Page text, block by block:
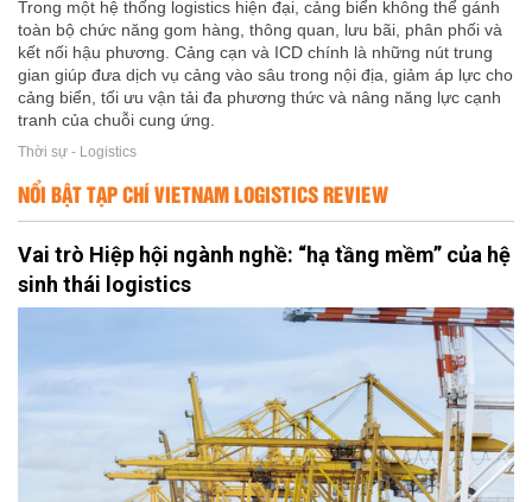
Trong một hệ thống logistics hiện đại, cảng biển không thể gánh
toàn bộ chức năng gom hàng, thông quan, lưu bãi, phân phối và
kết nối hậu phương. Cảng cạn và ICD chính là những nút trung
gian giúp đưa dịch vụ cảng vào sâu trong nội địa, giảm áp lực cho
cảng biển, tối ưu vận tải đa phương thức và nâng năng lực cạnh
tranh của chuỗi cung ứng.
Thời sự - Logistics
NỔI BẬT TẠP CHÍ VIETNAM LOGISTICS REVIEW
Vai trò Hiệp hội ngành nghề: “hạ tầng mềm” của hệ
sinh thái logistics